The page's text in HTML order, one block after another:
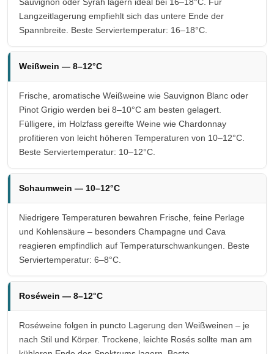
Sauvignon oder Syrah lagern ideal bei 16–18°C. Für
Langzeitlagerung empfiehlt sich das untere Ende der
Spannbreite. Beste Serviertemperatur: 16–18°C.
Weißwein — 8–12°C
Frische, aromatische Weißweine wie Sauvignon Blanc oder
Pinot Grigio werden bei 8–10°C am besten gelagert.
Fülligere, im Holzfass gereifte Weine wie Chardonnay
profitieren von leicht höheren Temperaturen von 10–12°C.
Beste Serviertemperatur: 10–12°C.
Schaumwein — 10–12°C
Niedrigere Temperaturen bewahren Frische, feine Perlage
und Kohlensäure – besonders Champagne und Cava
reagieren empfindlich auf Temperaturschwankungen. Beste
Serviertemperatur: 6–8°C.
Roséwein — 8–12°C
Roséweine folgen in puncto Lagerung den Weißweinen – je
nach Stil und Körper. Trockene, leichte Rosés sollte man am